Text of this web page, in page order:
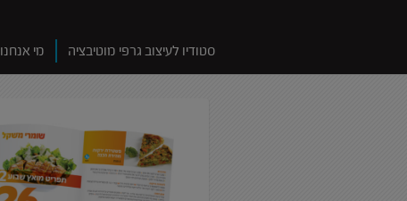
סטודיו לעיצוב גרפי מוטיבציה מי אנחנו